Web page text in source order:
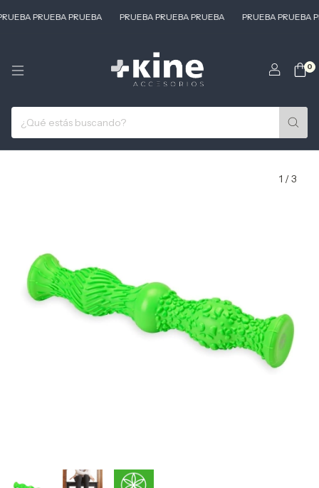
PRUEBA PRUEBA PRUEBA PRUEBA PRUEBA PRUEBA PRUEBA
0
1 /3